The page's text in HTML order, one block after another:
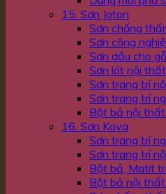
15. Sơn Joton
Sơn chống
Sơn công
Sơn dầu cho
Sơn lót nội
Sơn trang trí
Sơn trang trí
Bột bả nội
16. Sơn Kova
Sơn trang trí
Sơn trang trí
Bột bả, Matit
Bột bả nội